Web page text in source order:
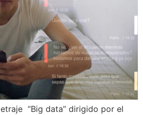
“Big data” dirigido por el